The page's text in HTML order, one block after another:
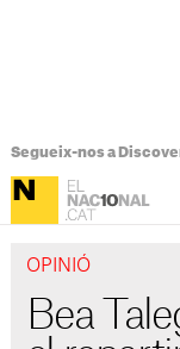
Segueix-nos a
OPINIÓ
Bea